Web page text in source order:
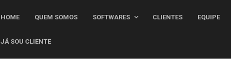
HOME QUEM SOMOS SOFTWARES CLIENTES EQUIPE
JÁ SOU CLIENTE